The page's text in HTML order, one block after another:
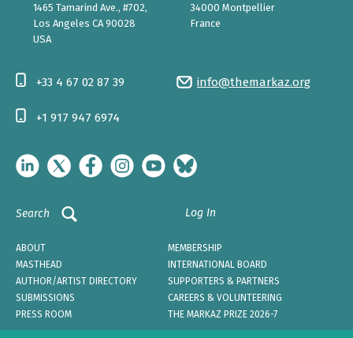
1465 Tamarind Ave., #702,
Los Angeles CA 90028
USA
34000 Montpellier
France
info@themarkaz.org
+33 4 67 02 87 39
+1 917 947 6974
Search Log In
ABOUT
MEMBERSHIP
MASTHEAD
INTERNATIONAL BOARD
AUTHOR/ARTIST DIRECTORY
SUPPORTERS & PARTNERS
SUBMISSIONS
CAREERS & VOLUNTEERING
PRESS ROOM
THE MARKAZ PRIZE 2026-7